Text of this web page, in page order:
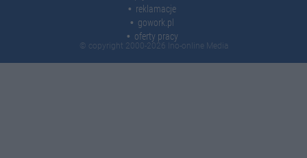
reklamacje
gowork.pl
oferty pracy
© copyright 2000-2026 Ino-online Media